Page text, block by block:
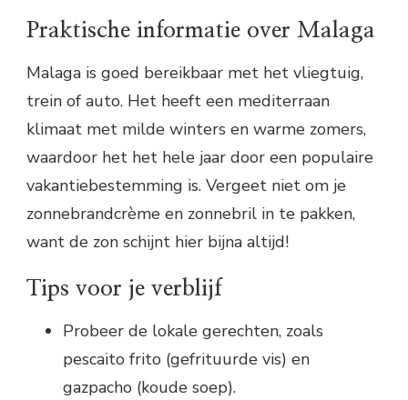
Praktische informatie over Malaga
Malaga is goed bereikbaar met het vliegtuig,
trein of auto. Het heeft een mediterraan
klimaat met milde winters en warme zomers,
waardoor het het hele jaar door een populaire
vakantiebestemming is. Vergeet niet om je
zonnebrandcrème en zonnebril in te pakken,
want de zon schijnt hier bijna altijd!
Tips voor je verblijf
Probeer de lokale gerechten, zoals
pescaito frito (gefrituurde vis) en
gazpacho (koude soep).